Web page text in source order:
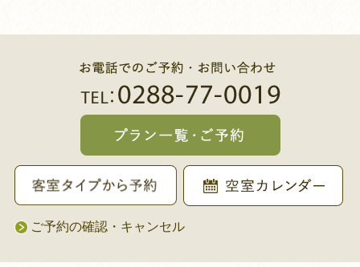
ご予約の確認・キャンセル